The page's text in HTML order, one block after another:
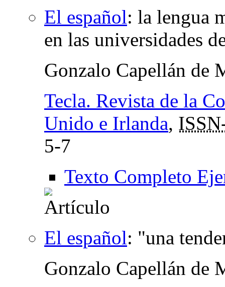
El español: la lengua
en las universidades
Gonzalo Capellán de
Tecla. Revista de la
Unido e Irlanda,
5-7
Texto Completo
El español: "una
Gonzalo Capellán de